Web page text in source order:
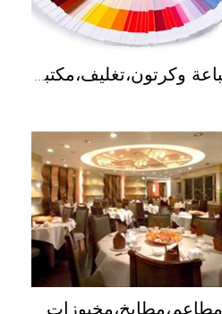
طباعة وكرتون،تغليف،مكتبات
مطاعم،مطابخ،مخبوزات